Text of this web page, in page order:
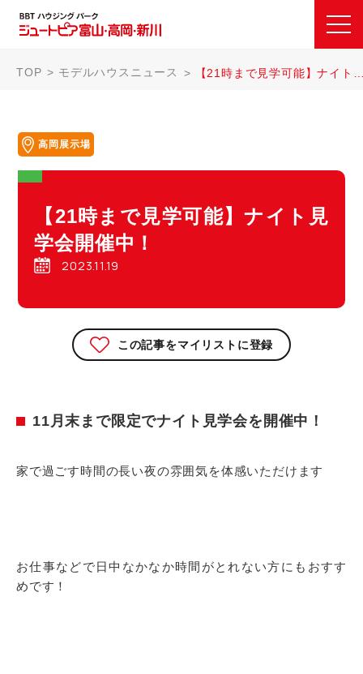
TOP モデルハウスニュース 【21時まで見学可能】ナイト見学会開催中！
高岡展示場
【21時まで見学可能】ナイト見
学会開催中！
2023.11.19
この記事をマイリストに登録
11月末まで限定でナイト見学会を開催中！
家で過ごす時間の長い夜の雰囲気を体感いただけます
お仕事などで日中なかなか時間がとれない方にもおすす
めです！